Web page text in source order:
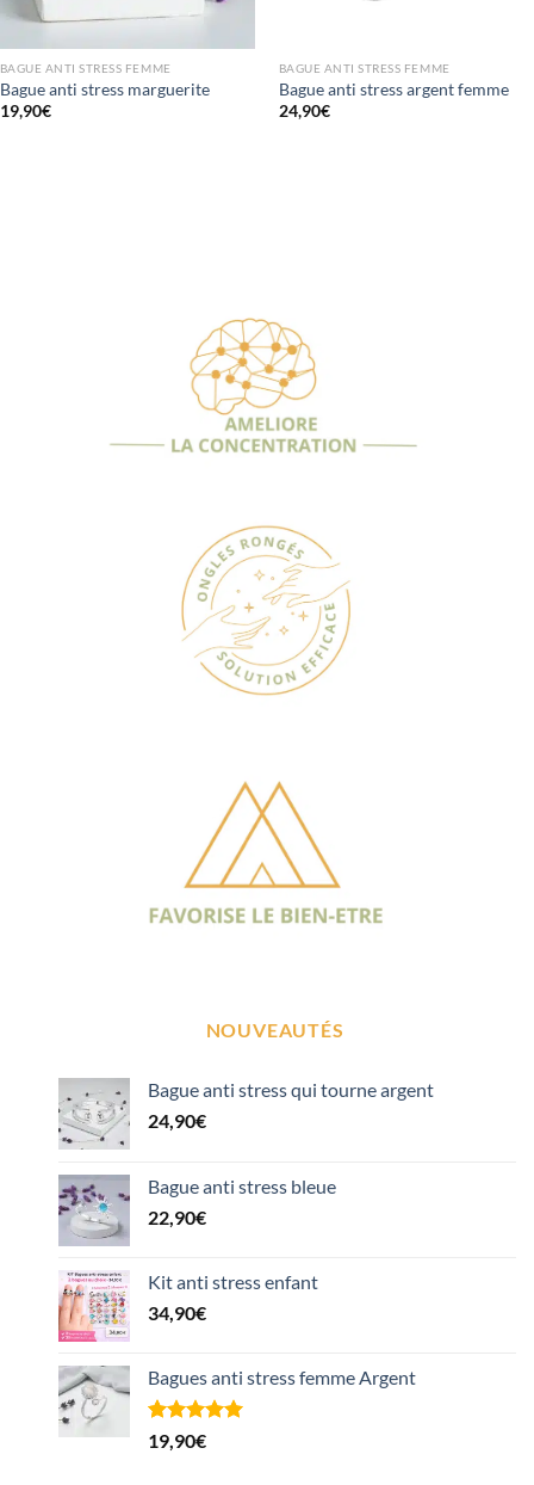
BAGUE ANTI STRESS FEMME
Bague anti stress marguerite
19,90€
BAGUE ANTI STRESS FEMME
Bague anti stress argent femme
24,90€
NOUVEAUTÉS
Bague anti stress qui tourne argent
24,90€
Bague anti stress bleue
22,90€
Kit anti stress enfant
34,90€
Bagues anti stress femme Argent
Noté5.00
sur 5 basé
1
19,90€